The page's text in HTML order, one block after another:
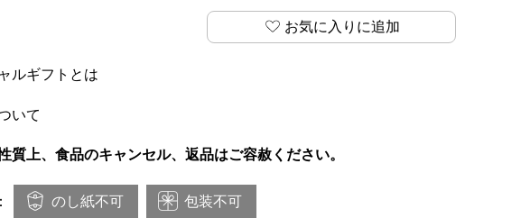
お気に入りに追加
ルギフトとは
いて
質上、食品のキャンセル、返品はご容赦ください。
のし紙不可 包装不可